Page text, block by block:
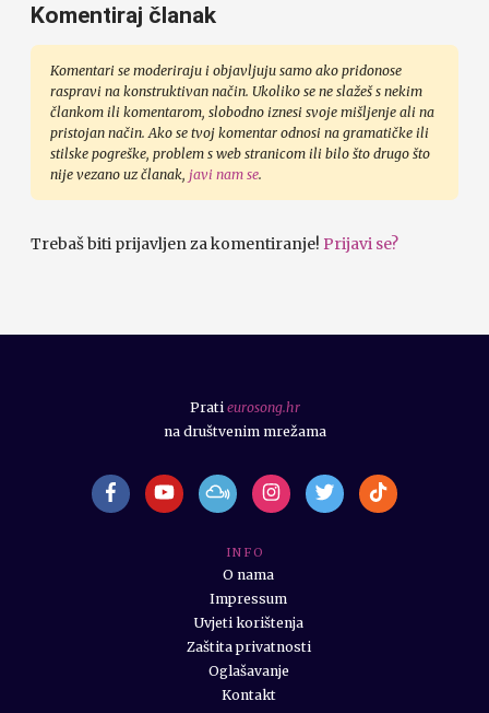
Komentiraj članak
Komentari se moderiraju i objavljuju samo ako pridonose
raspravi na konstruktivan način. Ukoliko se ne slažeš s nekim
člankom ili komentarom, slobodno iznesi svoje mišljenje ali na
pristojan način. Ako se tvoj komentar odnosi na gramatičke ili
stilske pogreške, problem s web stranicom ili bilo što drugo što
nije vezano uz članak, javi nam se.
Trebaš biti prijavljen za komentiranje! Prijavi se?
I N F O
O nama
Impressum
Uvjeti korištenja
Zaštita privatnosti
Oglašavanje
Kontakt
Prati eurosong.hr
na društvenim mrežama